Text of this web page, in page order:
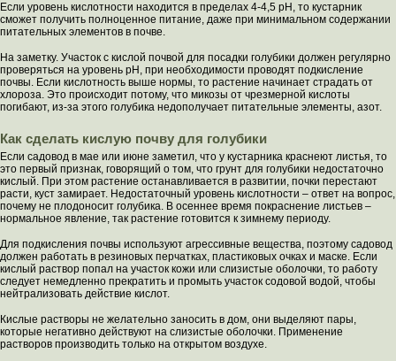
Если уровень кислотности находится в пределах 4-4,5 рН, то кустарник
сможет получить полноценное питание, даже при минимальном содержании
питательных элементов в почве.
На заметку. Участок с кислой почвой для посадки голубики должен регулярно
проверяться на уровень рН, при необходимости проводят подкисление
почвы. Если кислотность выше нормы, то растение начинает страдать от
хлороза. Это происходит потому, что микозы от чрезмерной кислоты
погибают, из-за этого голубика недополучает питательные элементы, азот.
Как сделать кислую почву для голубики
Если садовод в мае или июне заметил, что у кустарника краснеют листья, то
это первый признак, говорящий о том, что грунт для голубики недостаточно
кислый. При этом растение останавливается в развитии, почки перестают
расти, куст замирает. Недостаточный уровень кислотности – ответ на вопрос,
почему не плодоносит голубика. В осеннее время покраснение листьев –
нормальное явление, так растение готовится к зимнему периоду.
Для подкисления почвы используют агрессивные вещества, поэтому садовод
должен работать в резиновых перчатках, пластиковых очках и маске. Если
кислый раствор попал на участок кожи или слизистые оболочки, то работу
следует немедленно прекратить и промыть участок содовой водой, чтобы
нейтрализовать действие кислот.
Кислые растворы не желательно заносить в дом, они выделяют пары,
которые негативно действуют на слизистые оболочки. Применение
растворов производить только на открытом воздухе.